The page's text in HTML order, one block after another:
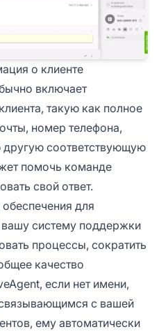
о клиенте
включает
такую как полное
номер телефона,
соответствующую
помочь команде
свой ответ.
для
систему поддержки
процессы, сократить
качество
если нет имени,
с вашей
ему автоматически